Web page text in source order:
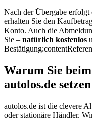
Nach der Übergabe erfolgt
erhalten Sie den
Konto. Auch die
Sie – natürlich kostenlos
Warum Sie
autolos.de
autolos.de ist die clevere
oder stationäre Händler.